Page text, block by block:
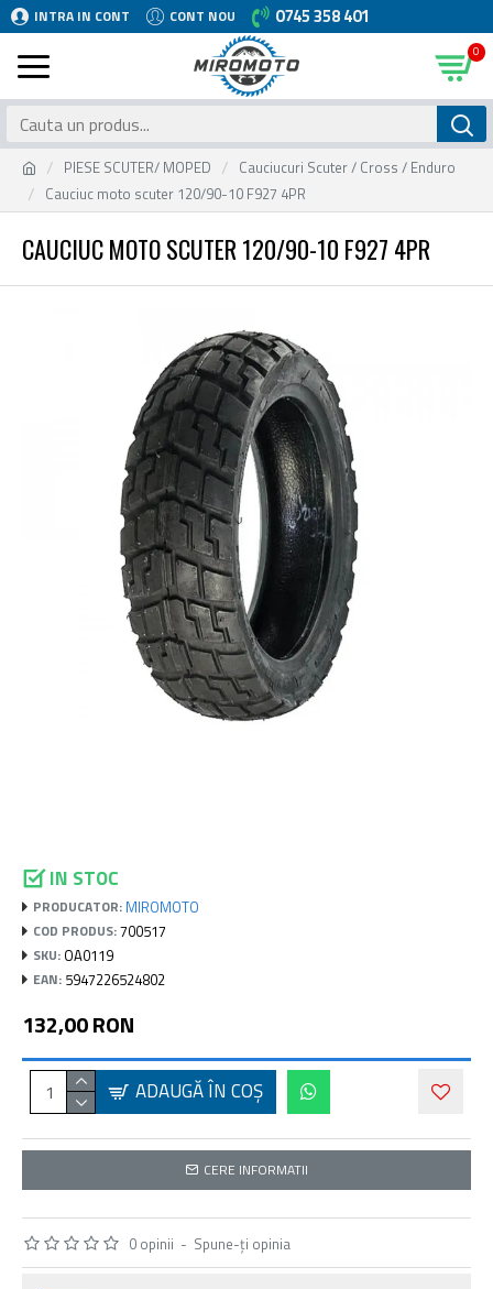
INTRA IN CONT CONT NOU 0745 358 401
0
PIESE SCUTER/ MOPED
Cauciucuri Scuter / Cross / Enduro
Cauciuc moto scuter 120/90-10 F927 4PR
CAUCIUC MOTO SCUTER 120/90-10 F927 4PR
IN STOC
PRODUCATOR: MIROMOTO
COD PRODUS:700517
SKU: OA0119
EAN: 5947226524802
0 opinii - Spune-ţi opinia
132,00 RON
ADAUGĂ ÎN COŞ
CERE INFORMATII